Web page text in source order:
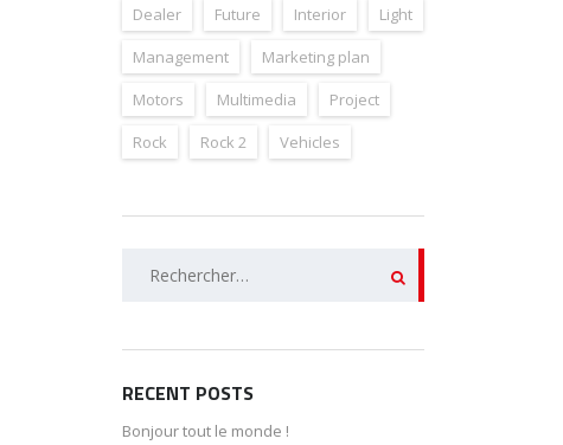
Dealer
Future Interior
Light
Management
Marketing plan
Motors
Multimedia
Project
Rock
Rock 2 Vehicles
RECENT POSTS
Bonjour tout le monde !